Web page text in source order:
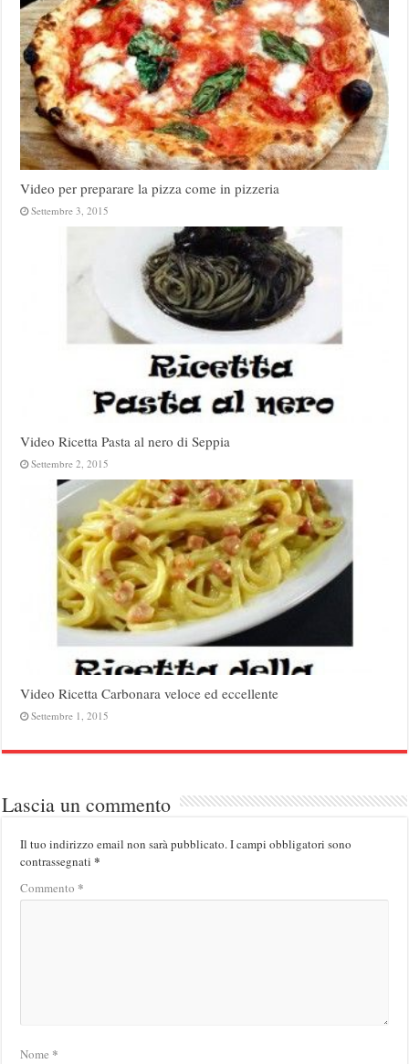
Video per preparare la pizza come in pizzeria
Settembre 3, 2015
Video Ricetta Pasta al nero di Seppia
Settembre 2, 2015
Video Ricetta Carbonara veloce ed eccellente
Settembre 1, 2015
Lascia un commento
Il tuo indirizzo email non sarà pubblicato.I campi obbligatori sono
contrassegnati*
Commento *
Nome *